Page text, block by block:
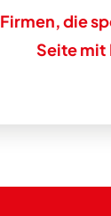
Firmen, die
Seite mit